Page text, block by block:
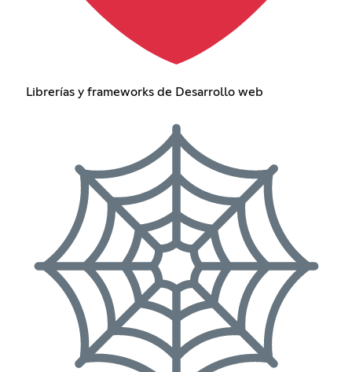
Librerías y frameworks de Desarrollo web